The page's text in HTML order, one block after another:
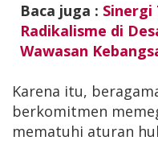
Baca juga : Sinergi
Radikalisme di
Wawasan
Karena itu,
berkomitmen
mematuhi aturan